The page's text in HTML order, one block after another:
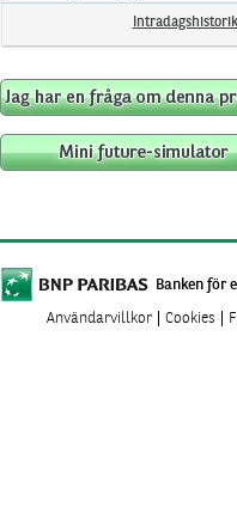
Intradagshistorik
Banken för
Användarvillkor Cookies